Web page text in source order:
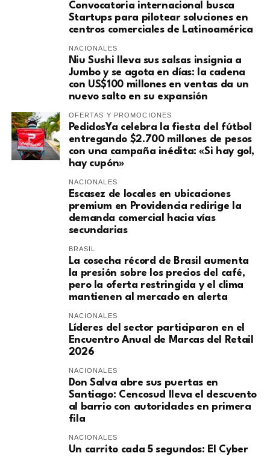
Convocatoria internacional busca
Startups para pilotear soluciones en
centros comerciales de Latinoamérica
NACIONALES
Niu Sushi lleva sus salsas insignia a
Jumbo y se agota en días: la cadena
con US$100 millones en ventas da un
nuevo salto en su expansión
OFERTAS Y PROMOCIONES
PedidosYa celebra la fiesta del fútbol
entregando $2.700 millones de pesos
con una campaña inédita: «Si hay gol,
hay cupón»
NACIONALES
Escasez de locales en ubicaciones
premium en Providencia redirige la
demanda comercial hacia vías
secundarias
BRASIL
La cosecha récord de Brasil aumenta
la presión sobre los precios del café,
pero la oferta restringida y el clima
mantienen al mercado en alerta
NACIONALES
Líderes del sector participaron en el
Encuentro Anual de Marcas del Retail
2026
NACIONALES
Don Salva abre sus puertas en
Santiago: Cencosud lleva el descuento
al barrio con autoridades en primera
fila
NACIONALES
Un carrito cada 5 segundos: El Cyber